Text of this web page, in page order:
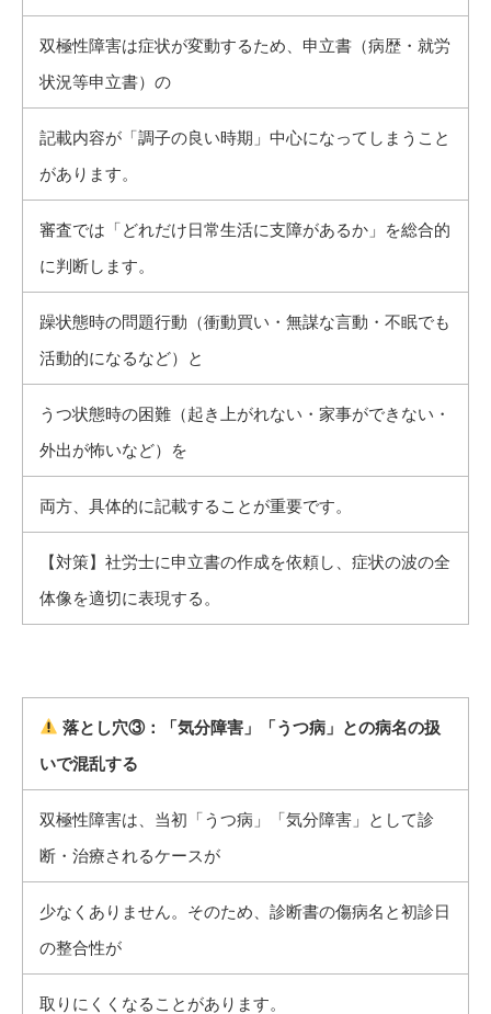
双極性障害は症状が変動するため、申立書（病歴・就労
状況等申立書）の
記載内容が「調子の良い時期」中心になってしまうこと
があります。
審査では「どれだけ日常生活に支障があるか」を総合的
に判断します。
躁状態時の問題行動（衝動買い・無謀な言動・不眠でも
活動的になるなど）と
うつ状態時の困難（起き上がれない・家事ができない・
外出が怖いなど）を
両方、具体的に記載することが重要です。
【対策】社労士に申立書の作成を依頼し、症状の波の全
体像を適切に表現する。
落とし穴③：「気分障害」「うつ病」との病名の扱
いで混乱する
双極性障害は、当初「うつ病」「気分障害」として診
断・治療されるケースが
少なくありません。そのため、診断書の傷病名と初診日
の整合性が
取りにくくなることがあります。